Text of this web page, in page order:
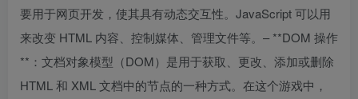
要用于网页开发，使其具有动态交互性。JavaScript 可以用
来改变 HTML 内容、控制媒体、管理文件等。– **DOM 操作
**：文档对象模型（DOM）是用于获取、更改、添加或删除
HTML 和 XML 文档中的节点的一种方式。在这个游戏中，